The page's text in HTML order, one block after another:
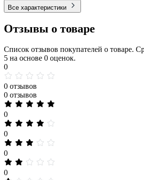
Все характеристики
Отзывы о товаре
Список отзывов покупателей о товаре.
5 на основе 0 оценок.
0
0 отзывов
0 отзывов
0
0
0
0